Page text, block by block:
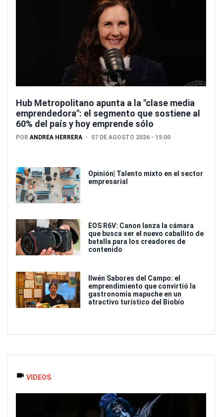
Hub Metropolitano apunta a la "clase media
emprendedora": el segmento que sostiene al
60% del país y hoy emprende sólo
POR ANDREA HERRERA 07 DE AGOSTO 2026 - 15:00
Opinión| Talento mixto en el sector
empresarial
EOS R6V: Canon lanza la cámara
que busca ser el nuevo caballito de
batalla para los creadores de
contenido
Ilwén Sabores del Campo: el
emprendimiento que convirtió la
gastronomía mapuche en un
atractivo turístico del Biobío
VIDEOS